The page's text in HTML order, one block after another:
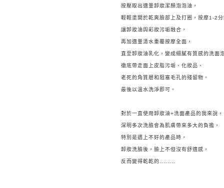
按壓取出適量卸妝潔顏泡泡油，
輕輕塗開於乾爽臉部上 及打圈， 按摩1-2分
讓卸妝油與彩妝污垢融合，
再加適量清水重覆按摩全面，
直至卸妝油乳化， 變成細膩有質感的洗面
徹底帶走面上皮脂污垢、化妝品、
老死的角質層和阻塞毛孔的殘留物。
最後以溫水洗淨即可。
對於一直使用卸妝油+洗面產品的我來說，
深明多次洗臉會為肌膚帶來多大的負擔，
特別是遇上不好的產品時，
卸妝洗臉後，臉上不但沒有舒適感，
反而變得乾乾的........